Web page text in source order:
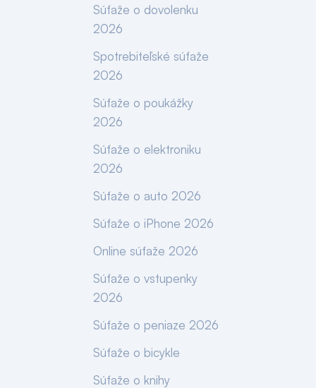
Súťaže o dovolenku
2026
Spotrebiteľské súťaže
2026
Súťaže o poukážky
2026
Súťaže o elektroniku
2026
Súťaže o auto 2026
Súťaže o iPhone 2026
Online súťaže 2026
Súťaže o vstupenky
2026
Súťaže o peniaze 2026
Súťaže o bicykle
Súťaže o knihy